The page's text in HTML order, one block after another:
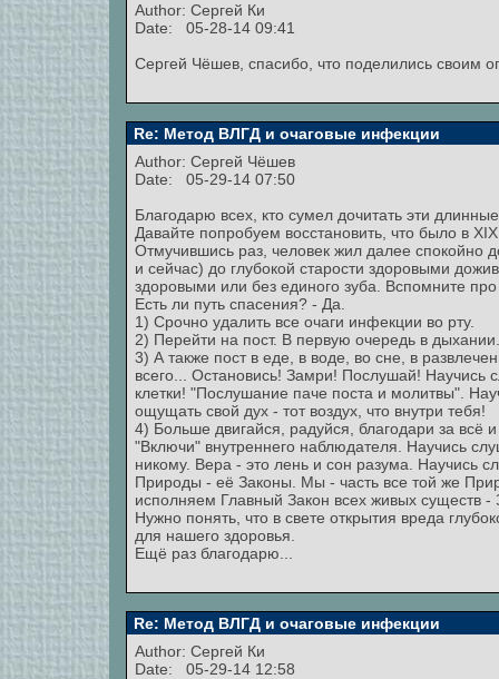
Author: Сергей Ки
Date: 05-28-14 09:41
Сергей Чёшев, спасибо, что поделились своим
Re: Метод ВЛГД и очаговые инфекции
Author: Сергей Чёшев
Date: 05-29-14 07:50
Благодарю всех, кто сумел дочитать эти
Давайте попробуем восстановить, что было в
Отмучившись раз, человек жил далее спокойно
и сейчас) до глубокой старости здоровыми
здоровыми или без единого зуба. Вспомните
Есть ли путь спасения? - Да.
1) Срочно удалить все очаги инфекции во рту.
2) Перейти на пост. В первую очередь в
3) А также пост в еде, в воде, во сне, в
всего... Остановись! Замри! Послушай! Научись
клетки! "Послушание паче поста и молитвы".
ощущать свой дух - тот воздух, что внутри тебя!
4) Больше двигайся, радуйся, благодари за всё
"Включи" внутреннего наблюдателя. Научись
никому. Вера - это лень и сон разума. Научись
Природы - её Законы. Мы - часть все той же
исполняем Главный Закон всех живых существ -
Нужно понять, что в свете открытия вреда
для нашего здоровья.
Ещё раз благодарю...
Re: Метод ВЛГД и очаговые инфекции
Author: Сергей Ки
Date: 05-29-14 12:58